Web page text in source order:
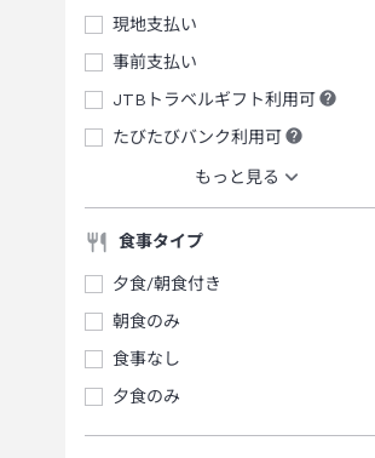
現地支払い
事前支払い
JTBトラベルギフト利用可
たびたびバンク利用可
もっと見る
食事タイプ
夕食/朝食付き
朝食のみ
食事なし
夕食のみ